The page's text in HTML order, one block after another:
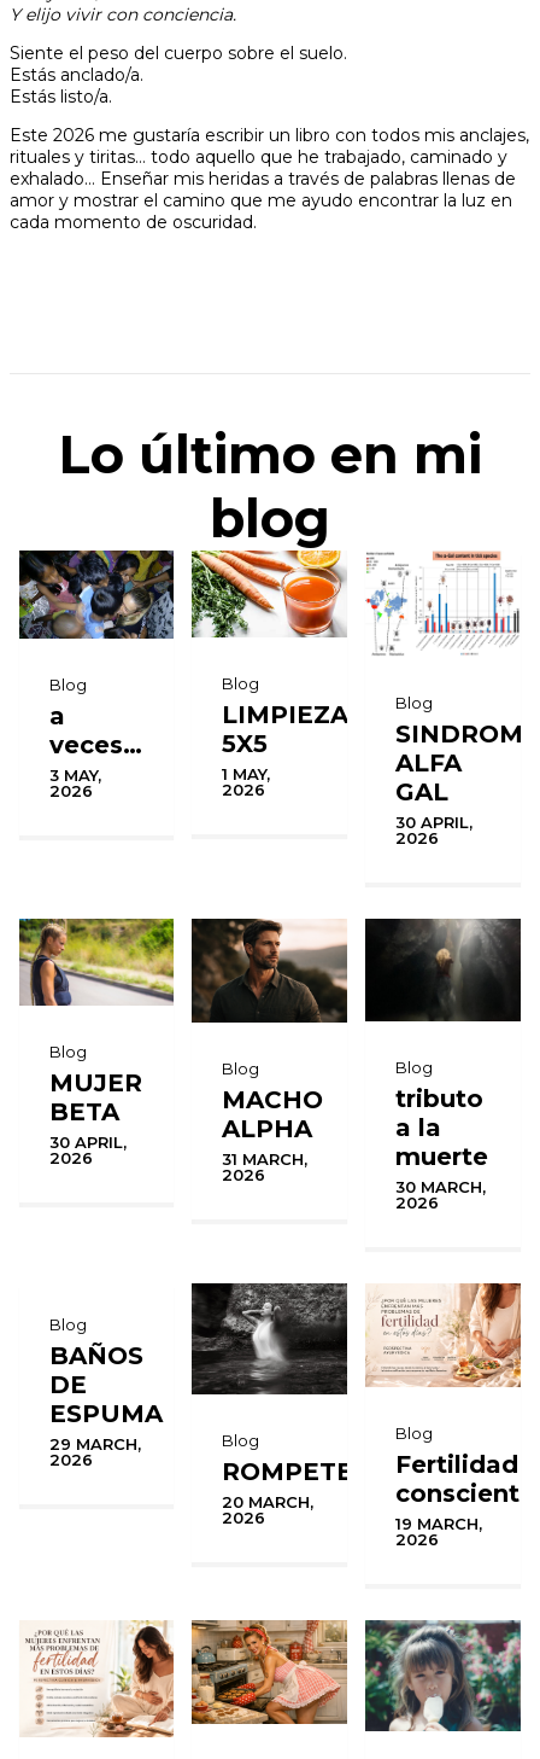
Y elijo vivir con conciencia.
Siente el peso del cuerpo sobre el suelo.
Estás anclado/a.
Estás listo/a.
Este 2026 me gustaría escribir un libro con todos mis anclajes,
rituales y tiritas… todo aquello que he trabajado, caminado y
exhalado… Enseñar mis heridas a través de palabras llenas de
amor y mostrar el camino que me ayudo encontrar la luz en
cada momento de oscuridad.
Lo último en mi
blog
Blog
a
veces…
3 MAY,
2026
Blog
LIMPIEZA
5X5
1 MAY,
2026
Blog
SINDROME
ALFA
GAL
30 APRIL,
2026
Blog
MUJER
BETA
30 APRIL,
2026
Blog
MACHO
ALPHA
31 MARCH,
2026
Blog
tributo
a la
muerte
30 MARCH,
2026
Blog
BAÑOS
DE
ESPUMA
29 MARCH,
2026
Blog
ROMPETE
20 MARCH,
2026
Blog
Fertilidad
consciente
19 MARCH,
2026